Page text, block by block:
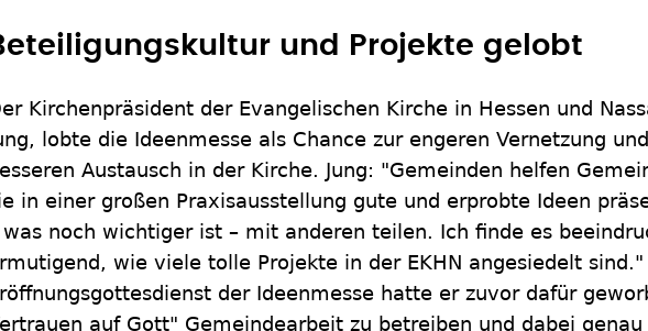
und Projekte gelobt
Kirchenpräsident der Evangelischen Kirche in Hessen und
lobte die Ideenmesse als Chance zur engeren Vernetzung
Austausch in der Kirche. Jung: "Gemeinden helfen
in einer großen Praxisausstellung gute und erprobte Ideen
was noch wichtiger ist – mit anderen teilen. Ich finde es
wie viele tolle Projekte in der EKHN angesiedelt sind."
der Ideenmesse hatte er zuvor dafür
auf Gott" Gemeindearbeit zu betreiben und dabei genau